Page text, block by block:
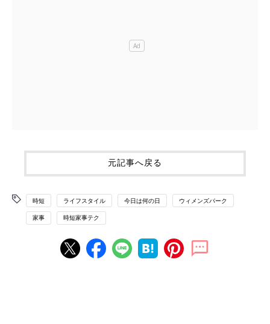
元記事へ戻る
時短 ライフスタイル 今日は何の日 ウィメンズパーク
家事 時短家事テク